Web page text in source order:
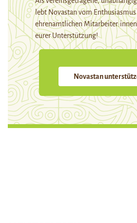
lebt Novastan vom Enthusiasmus
ehrenamtlichen
eurer Unterstützung!
Novastan